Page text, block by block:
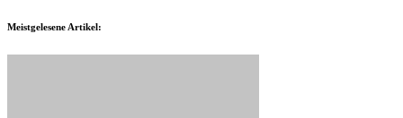
Meistgelesene Artikel: